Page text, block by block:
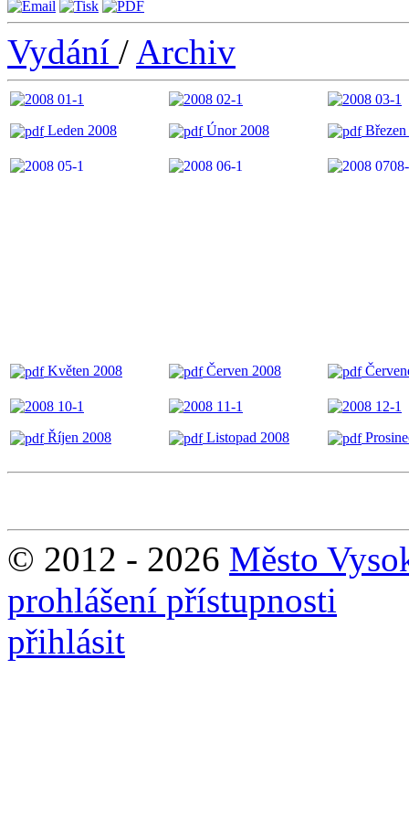
Vydání / Archiv
Leden 2008 Únor 2008
Květen 2008 Červen 2008
Říjen 2008 Listopad 2008
© 2012 - 2026 Město
prohlášení přístupnosti
přihlásit